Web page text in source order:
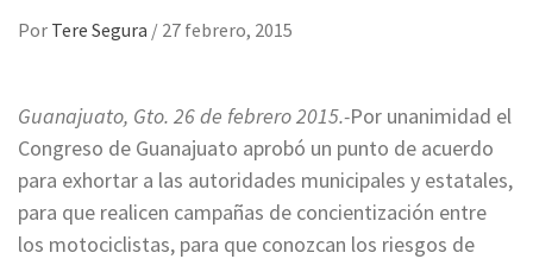
Por Tere Segura / 27 febrero, 2015
Guanajuato, Gto. 26 de febrero 2015.-Por unanimidad el
Congreso de Guanajuato aprobó un punto de acuerdo
para exhortar a las autoridades municipales y estatales,
para que realicen campañas de concientización entre
los motociclistas, para que conozcan los riesgos de